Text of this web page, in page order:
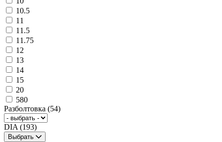
10.5
11
11.5
11.75
12
13
14
15
20
580
Разболтовка (54)
DIA (193)
Выбрать